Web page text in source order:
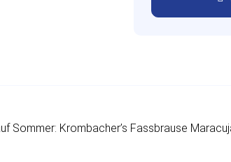
Sommer: Krombacher’s Fassbrause